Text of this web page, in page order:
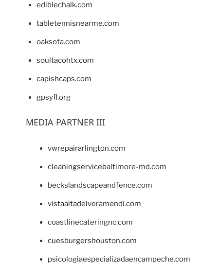
ediblechalk.com
tabletennisnearme.com
oaksofa.com
soultacohtx.com
capishcaps.com
gpsyfl.org
MEDIA PARTNER III
vwrepairarlington.com
cleaningservicebaltimore-md.com
beckslandscapeandfence.com
vistaaltadelveramendi.com
coastlinecateringnc.com
cuesburgershouston.com
psicologiaespecializadaencampeche.com